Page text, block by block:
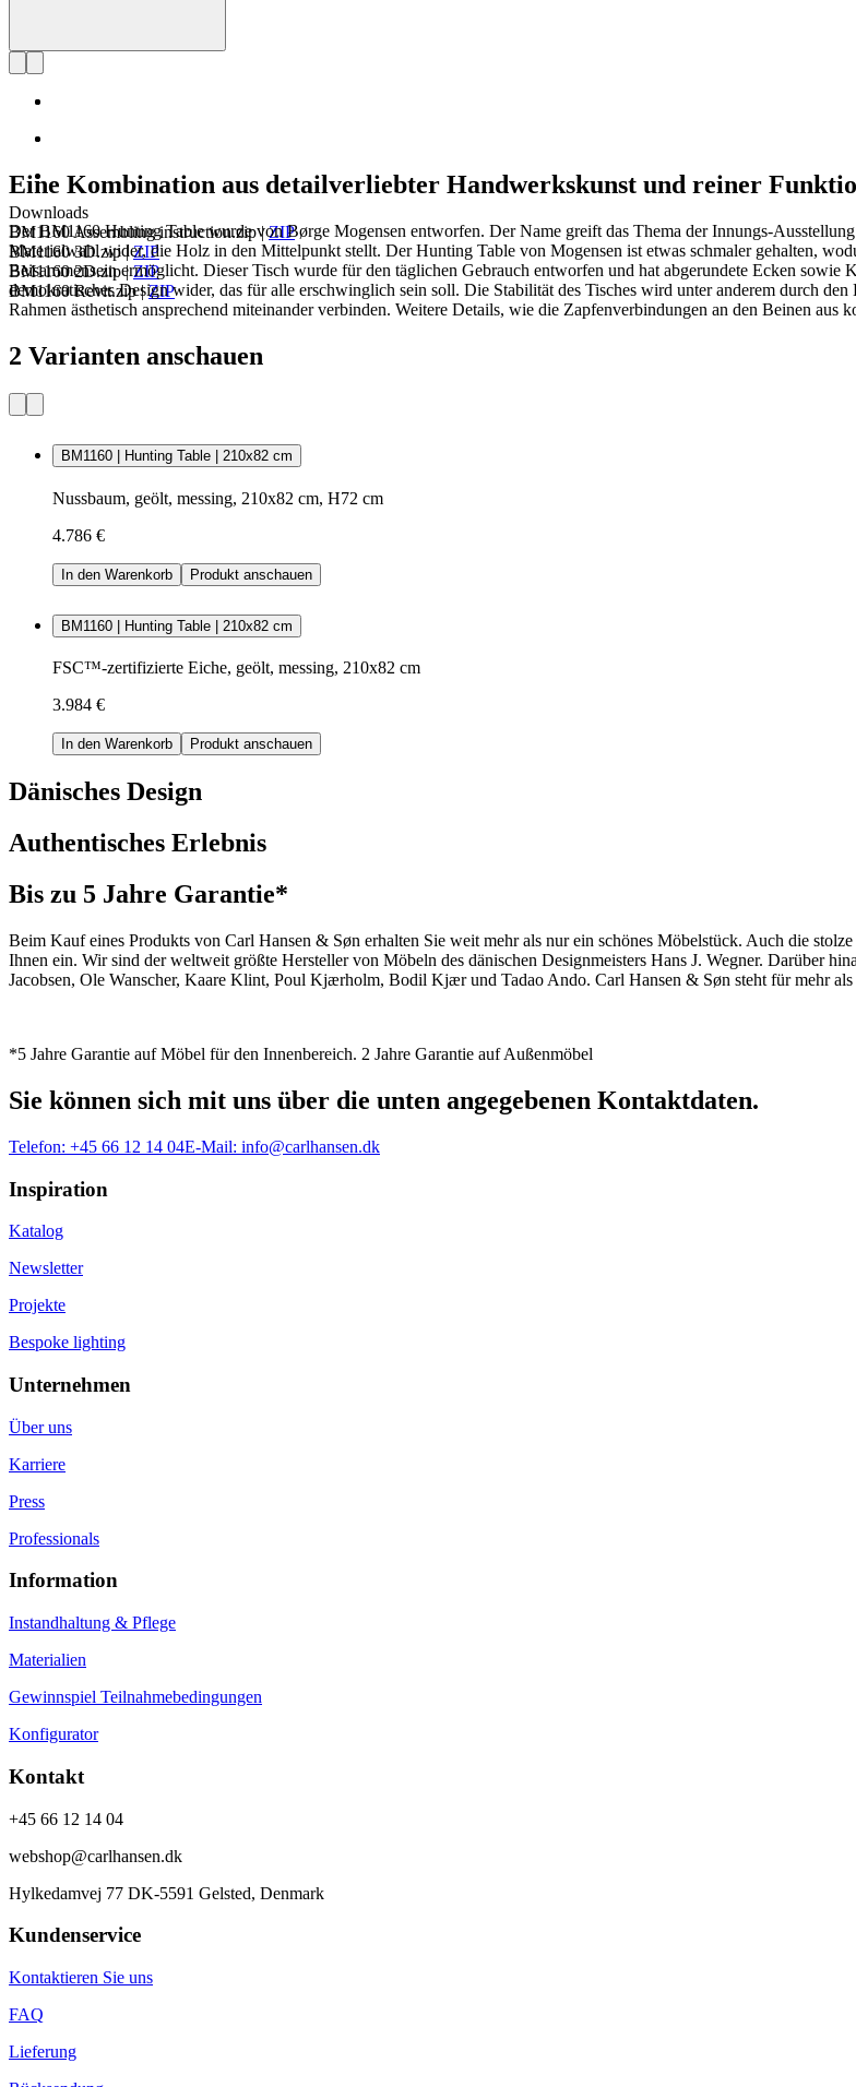
Downloads
BM1160 Assembling instruction.zip|ZIP
BM1160 3D.zip|ZIP
BM1160 2D.zip|ZIP
BM1160 Revit.zip|ZIP
Eine Kombination aus detailverliebter Handwerkskunst und reiner
Der BM1160 Hunting Table wurde von Børge Mogensen entworfen. Der Name greift das Thema der Innungs-
Materialwahl wider, die Holz in den Mittelpunkt stellt. Der Hunting Table von Mogensen ist etwas schmaler gehalten,
Beisammensein ermöglicht. Dieser Tisch wurde für den täglichen Gebrauch entworfen und hat abgerundete Ecken
demokratisches Design wider, das für alle erschwinglich sein soll. Die Stabilität des Tisches wird unter anderem durch
Rahmen ästhetisch ansprechend miteinander verbinden. Weitere Details, wie die Zapfenverbindungen an den Beinen aus
2 Varianten anschauen
BM1160 | Hunting Table | 210x82 cm
Nussbaum, geölt, messing, 210x82 cm, H72 cm
4.786 €
In den Warenkorb Produkt anschauen
BM1160 | Hunting Table | 210x82 cm
FSC™-zertifizierte Eiche, geölt, messing, 210x82 cm
3.984 €
In den Warenkorb Produkt anschauen
Dänisches Design
Authentisches Erlebnis
Bis zu 5 Jahre Garantie*
Beim Kauf eines Produkts von Carl Hansen & Søn erhalten Sie weit mehr als nur ein schönes Möbelstück. Auch die
Ihnen ein. Wir sind der weltweit größte Hersteller von Möbeln des dänischen Designmeisters Hans J. Wegner. Darüber
Jacobsen, Ole Wanscher, Kaare Klint, Poul Kjærholm, Bodil Kjær und Tadao Ando. Carl Hansen & Søn steht für mehr
*5 Jahre Garantie auf Möbel für den Innenbereich. 2 Jahre Garantie auf Außenmöbel
Sie können sich mit uns über die unten angegebenen Kontaktdaten.
Telefon: +45 66 12 14 04E-Mail: info@carlhansen.dk
Inspiration
Katalog
Newsletter
Projekte
Bespoke lighting
Unternehmen
Über uns
Karriere
Press
Professionals
Information
Instandhaltung & Pflege
Materialien
Gewinnspiel Teilnahmebedingungen
Konfigurator
Kontakt
+45 66 12 14 04
webshop@carlhansen.dk
Hylkedamvej 77 DK-5591 Gelsted, Denmark
Kundenservice
Kontaktieren Sie uns
FAQ
Lieferung